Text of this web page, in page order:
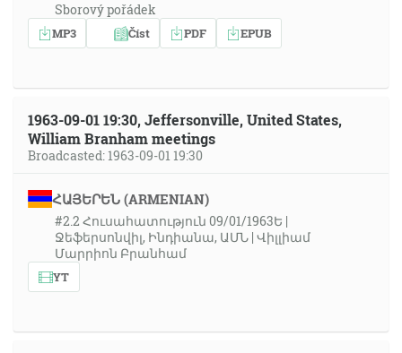
Sborový pořádek
MP3 Číst PDF EPUB
1963-09-01 19:30, Jeffersonville, United States,
William Branham meetings
Broadcasted: 1963-09-01 19:30
ՀԱՅԵՐԵՆ (ARMENIAN)
#2.2 Հուսահատություն 09/01/1963Ե |
Ջեֆերսոնվիլ, Ինդիանա, ԱՄՆ | Վիլլիամ
Մարրիոն Բրանհամ
YT